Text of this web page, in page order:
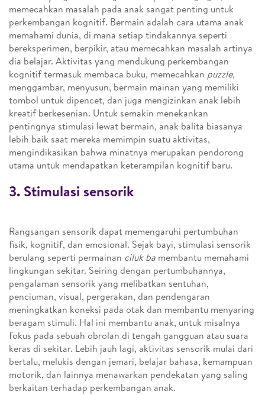
memecahkan masalah pada anak sangat penting untuk
perkembangan kognitif. Bermain adalah cara utama anak
memahami dunia, di mana setiap tindakannya seperti
bereksperimen, berpikir, atau memecahkan masalah artinya
dia belajar. Aktivitas yang mendukung perkembangan
kognitif termasuk membaca buku, memecahkan puzzle,
menggambar, menyusun, bermain mainan yang memiliki
tombol untuk dipencet, dan juga mengizinkan anak lebih
kreatif berkesenian. Untuk semakin menekankan
pentingnya stimulasi lewat bermain, anak balita biasanya
lebih baik saat mereka memimpin suatu aktivitas,
mengindikasikan bahwa minatnya merupakan pendorong
utama untuk mendapatkan keterampilan kognitif baru.
3. Stimulasi sensorik
Rangsangan sensorik dapat memengaruhi pertumbuhan
fisik, kognitif, dan emosional. Sejak bayi, stimulasi sensorik
berulang seperti permainan ciluk ba membantu memahami
lingkungan sekitar. Seiring dengan pertumbuhannya,
pengalaman sensorik yang melibatkan sentuhan,
penciuman, visual, pergerakan, dan pendengaran
meningkatkan koneksi pada otak dan membantu menyaring
beragam stimuli. Hal ini membantu anak, untuk misalnya
fokus pada sebuah obrolan di tengah gangguan atau suara
keras di sekitar. Lebih jauh lagi, aktivitas sensorik mulai dari
bertalu, melukis dengan jemari, belajar bahasa, kemampuan
motorik, dan lainnya menawarkan pendekatan yang saling
berkaitan terhadap perkembangan anak.